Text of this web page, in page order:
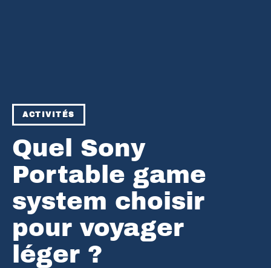
ACTIVITÉS
Quel Sony
Portable game
system choisir
pour voyager
léger ?